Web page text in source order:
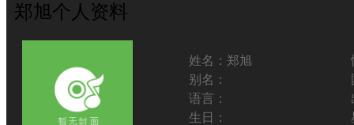
郑旭个人资料
姓名： 郑旭
别名：
语言：
生日：